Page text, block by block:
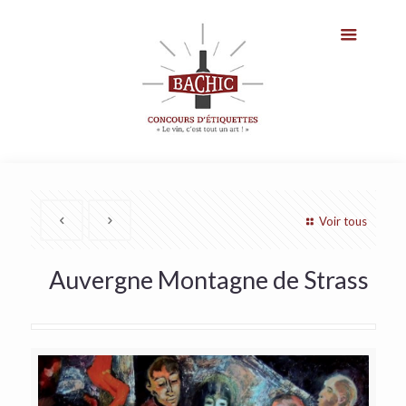
Voir tous
Auvergne Montagne de Strass